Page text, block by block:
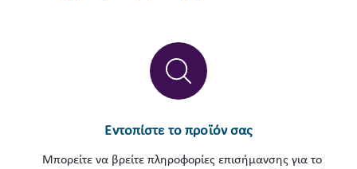
Εντοπίστε το προϊόν σας
Μπορείτε να βρείτε πληροφορίες επισήμανσης για το